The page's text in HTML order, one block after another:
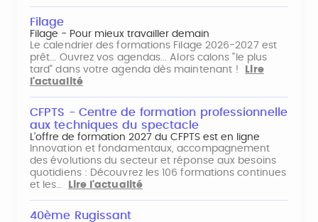
Filage
Filage - Pour mieux travailler demain
Le calendrier des formations Filage 2026-2027 est
prêt... Ouvrez vos agendas... Alors calons "le plus
tard" dans votre agenda dès maintenant !
Lire
l'actualité
CFPTS - Centre de formation professionnelle
aux techniques du spectacle
L’offre de formation 2027 du CFPTS est en ligne
Innovation et fondamentaux, accompagnement
des évolutions du secteur et réponse aux besoins
quotidiens : Découvrez les 106 formations continues
et les…
Lire l'actualité
40ème Rugissant